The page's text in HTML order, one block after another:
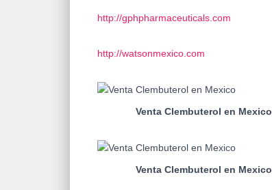
http://gphpharmaceuticals.com
http://watsonmexico.com
Venta Clembuterol en Mexico
Venta Clembuterol en Mexico